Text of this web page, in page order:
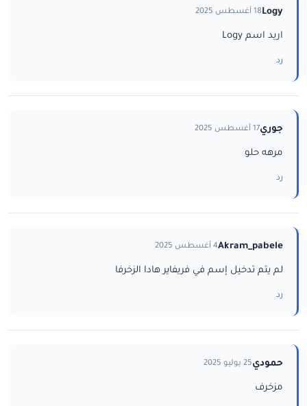
Logy18 أغسطس 2025
اريد اسم Logy
رد
جوري17 أغسطس 2025
مرهه حلو
رد
Akram_pabele4 أغسطس 2025
لم يتم تدخيل إسم في فريفاير هادا الزخرفا
رد
حمودي25 يوليو 2025
مزخرف